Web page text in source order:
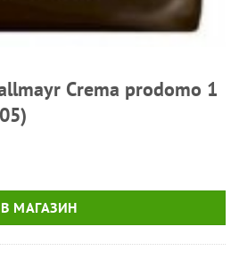
Crema prodomo 1
В МАГАЗИН